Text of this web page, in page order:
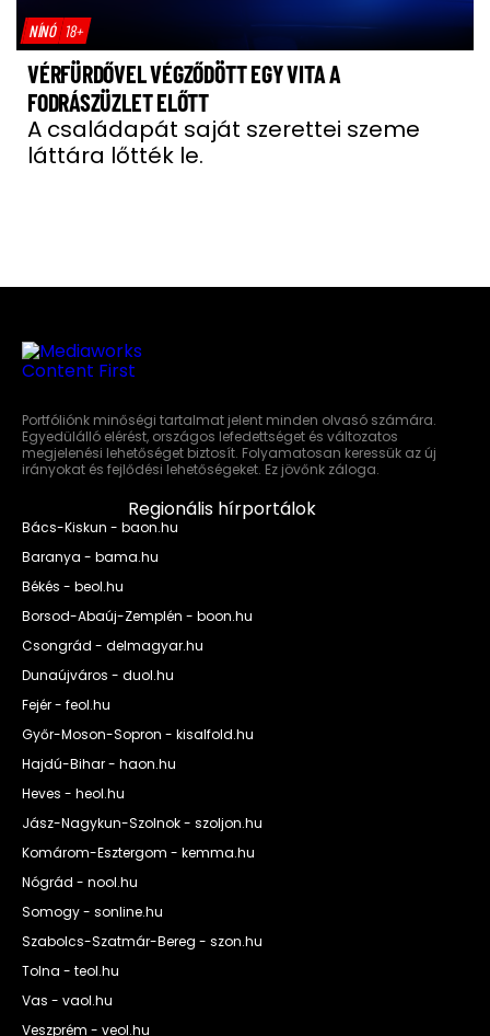
NÍNÓ 18+
VÉRFÜRDŐVEL VÉGZŐDÖTT EGY VITA A
FODRÁSZÜZLET ELŐTT
A családapát saját szerettei szeme
láttára lőtték le.
Portfóliónk minőségi tartalmat jelent minden olvasó számára.
Egyedülálló elérést, országos lefedettséget és változatos
megjelenési lehetőséget biztosít. Folyamatosan keressük az új
irányokat és fejlődési lehetőségeket. Ez jövőnk záloga.
Regionális hírportálok
Bács-Kiskun - baon.hu
Baranya - bama.hu
Békés - beol.hu
Borsod-Abaúj-Zemplén - boon.hu
Csongrád - delmagyar.hu
Dunaújváros - duol.hu
Fejér - feol.hu
Győr-Moson-Sopron - kisalfold.hu
Hajdú-Bihar - haon.hu
Heves - heol.hu
Jász-Nagykun-Szolnok - szoljon.hu
Komárom-Esztergom - kemma.hu
Nógrád - nool.hu
Somogy - sonline.hu
Szabolcs-Szatmár-Bereg - szon.hu
Tolna - teol.hu
Vas - vaol.hu
Veszprém - veol.hu